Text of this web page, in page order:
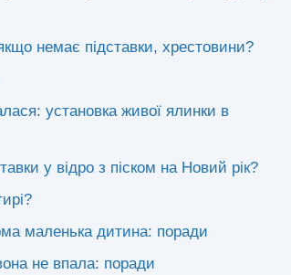
немає підставки, хрестовини?
установка живої ялинки в
у відро з піском на Новий рік?
маленька дитина: поради
не впала: поради